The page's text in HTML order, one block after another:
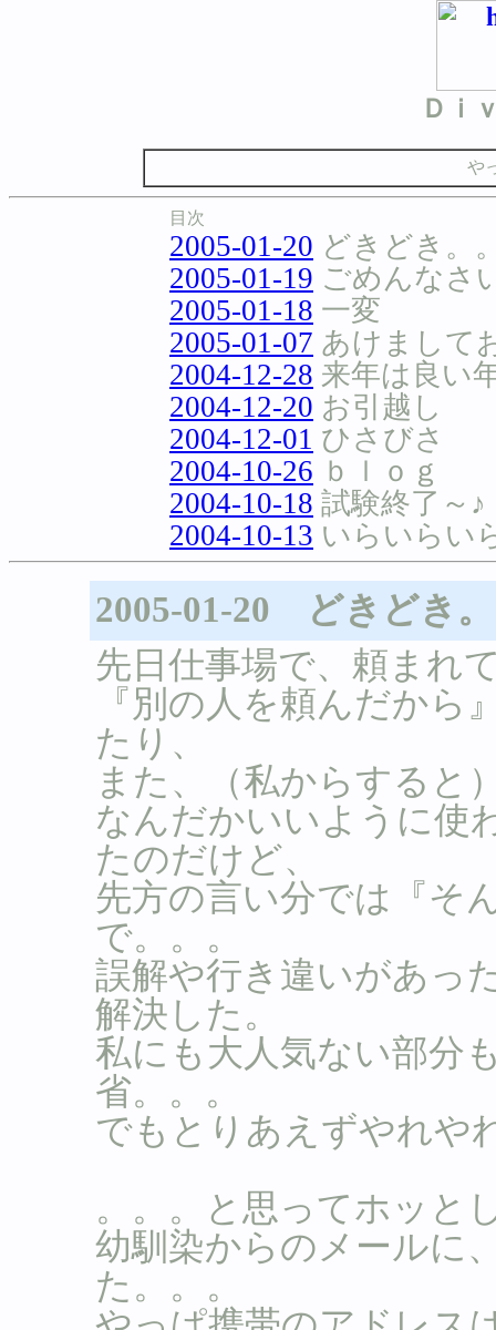
Ｄｉ
や
目次
2005-01-20 どきどき。
2005-01-19 ごめんなさ
2005-01-18 一変
2005-01-07 あけまして
2004-12-28 来年は良い
2004-12-20 お引越し
2004-12-01 ひさびさ
2004-10-26 ｂｌｏｇ
2004-10-18 試験終了～♪
2004-10-13 いらいらい
2005-01-20 どきどき
先日仕事場で、頼まれ
『別の人を頼んだから
たり、
また、（私からすると
なんだかいいように使
たのだけど、
先方の言い分では『そ
で。。。
誤解や行き違いがあっ
解決した。
私にも大人気ない部分
省。。。
でもとりあえずやれや
。。。と思ってホッと
幼馴染からのメールに
た。。。